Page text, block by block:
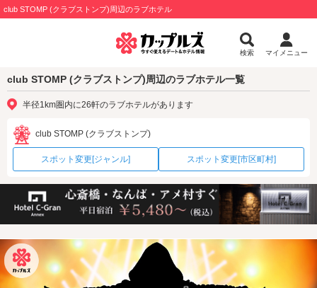
club STOMP (クラブストンプ)周辺のラブホテル
検索 マイメニュー
club STOMP (クラブストンプ)周辺のラブホテル一覧
半径1km圏内に26軒のラブホテルがあります
club STOMP (クラブストンプ)
スポット変更[ジャンル] スポット変更[市区町村]